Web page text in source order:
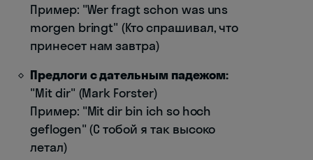
Пример: "Wer fragt schon was uns
morgen bringt" (Кто спрашивал, что
принесет нам завтра)
Предлоги с дательным падежом:
"Mit dir" (Mark Forster)
Пример: "Mit dir bin ich so hoch
geflogen" (С тобой я так высоко
летал)